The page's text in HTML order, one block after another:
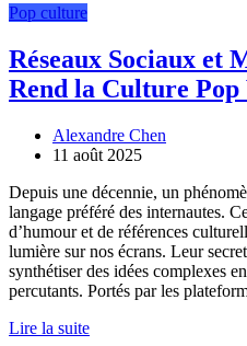
Pop culture
Réseaux Sociaux et
Rend la Culture
Alexandre Chen
11 août 2025
Depuis une décennie, un
langage préféré des internautes.
d’humour et de références
lumière sur nos écrans. Leur
synthétiser des idées complexes
percutants. Portés par les
Lire la suite